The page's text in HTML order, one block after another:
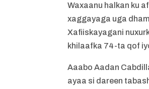
Waxaanu halkan ku
xaggayaga uga
Xafiiskayagani
khilaafka 74-ta qof
Aaabo Aadan
ayaa si dareen